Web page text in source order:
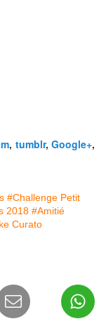
, tumblr, Google+,
#Challenge Petit
2018 #Amitié
Curato